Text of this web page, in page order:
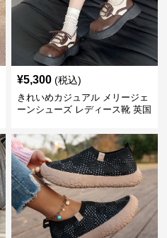
¥5,300 (税込)
きれいめカジュアル メリージェ
ーンシューズ レディース靴 英国
ラシカル フラットパンプス